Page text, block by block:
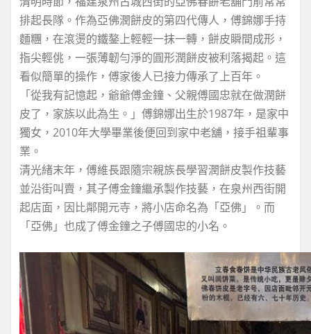
排起長隊。作為亞佛潤餅皮的第四代傳人，傅錦娜手持
麵糰，在滾燙的鐵鏊上輕輕一抹一轉，餅皮瞬間成形，
指尖輕佻，一張薄韌勻淨的圓形潤餅皮被利落揭起。這
看似簡單的操作，傅家後人已接力傳承了上百年。
「從我有記憶起，爺爺傅金鐘、父親傅國忠就在做潤餅
皮了，家族以此為生。」傅錦娜出生於1987年，是家中
獨女，2010年大學畢業後便回到家中老舖，接手祖輩事
業。
清光緒末年，傅維長跟隨宗親族長學習潤餅皮製作技藝
並沿街叫賣，其子傅金鐘繼承製作技藝，在泉州西街開
起店面，因比鄰開元寺，將小店命名為「亞佛」。而
「亞佛」也成了傅金鐘之子傅國忠的小名。